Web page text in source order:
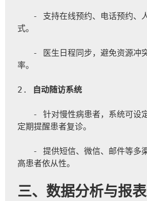
式。
率。
2. 自动随访系统
定期提醒患者复诊。
高患者依从性。
三、数据分析与报表